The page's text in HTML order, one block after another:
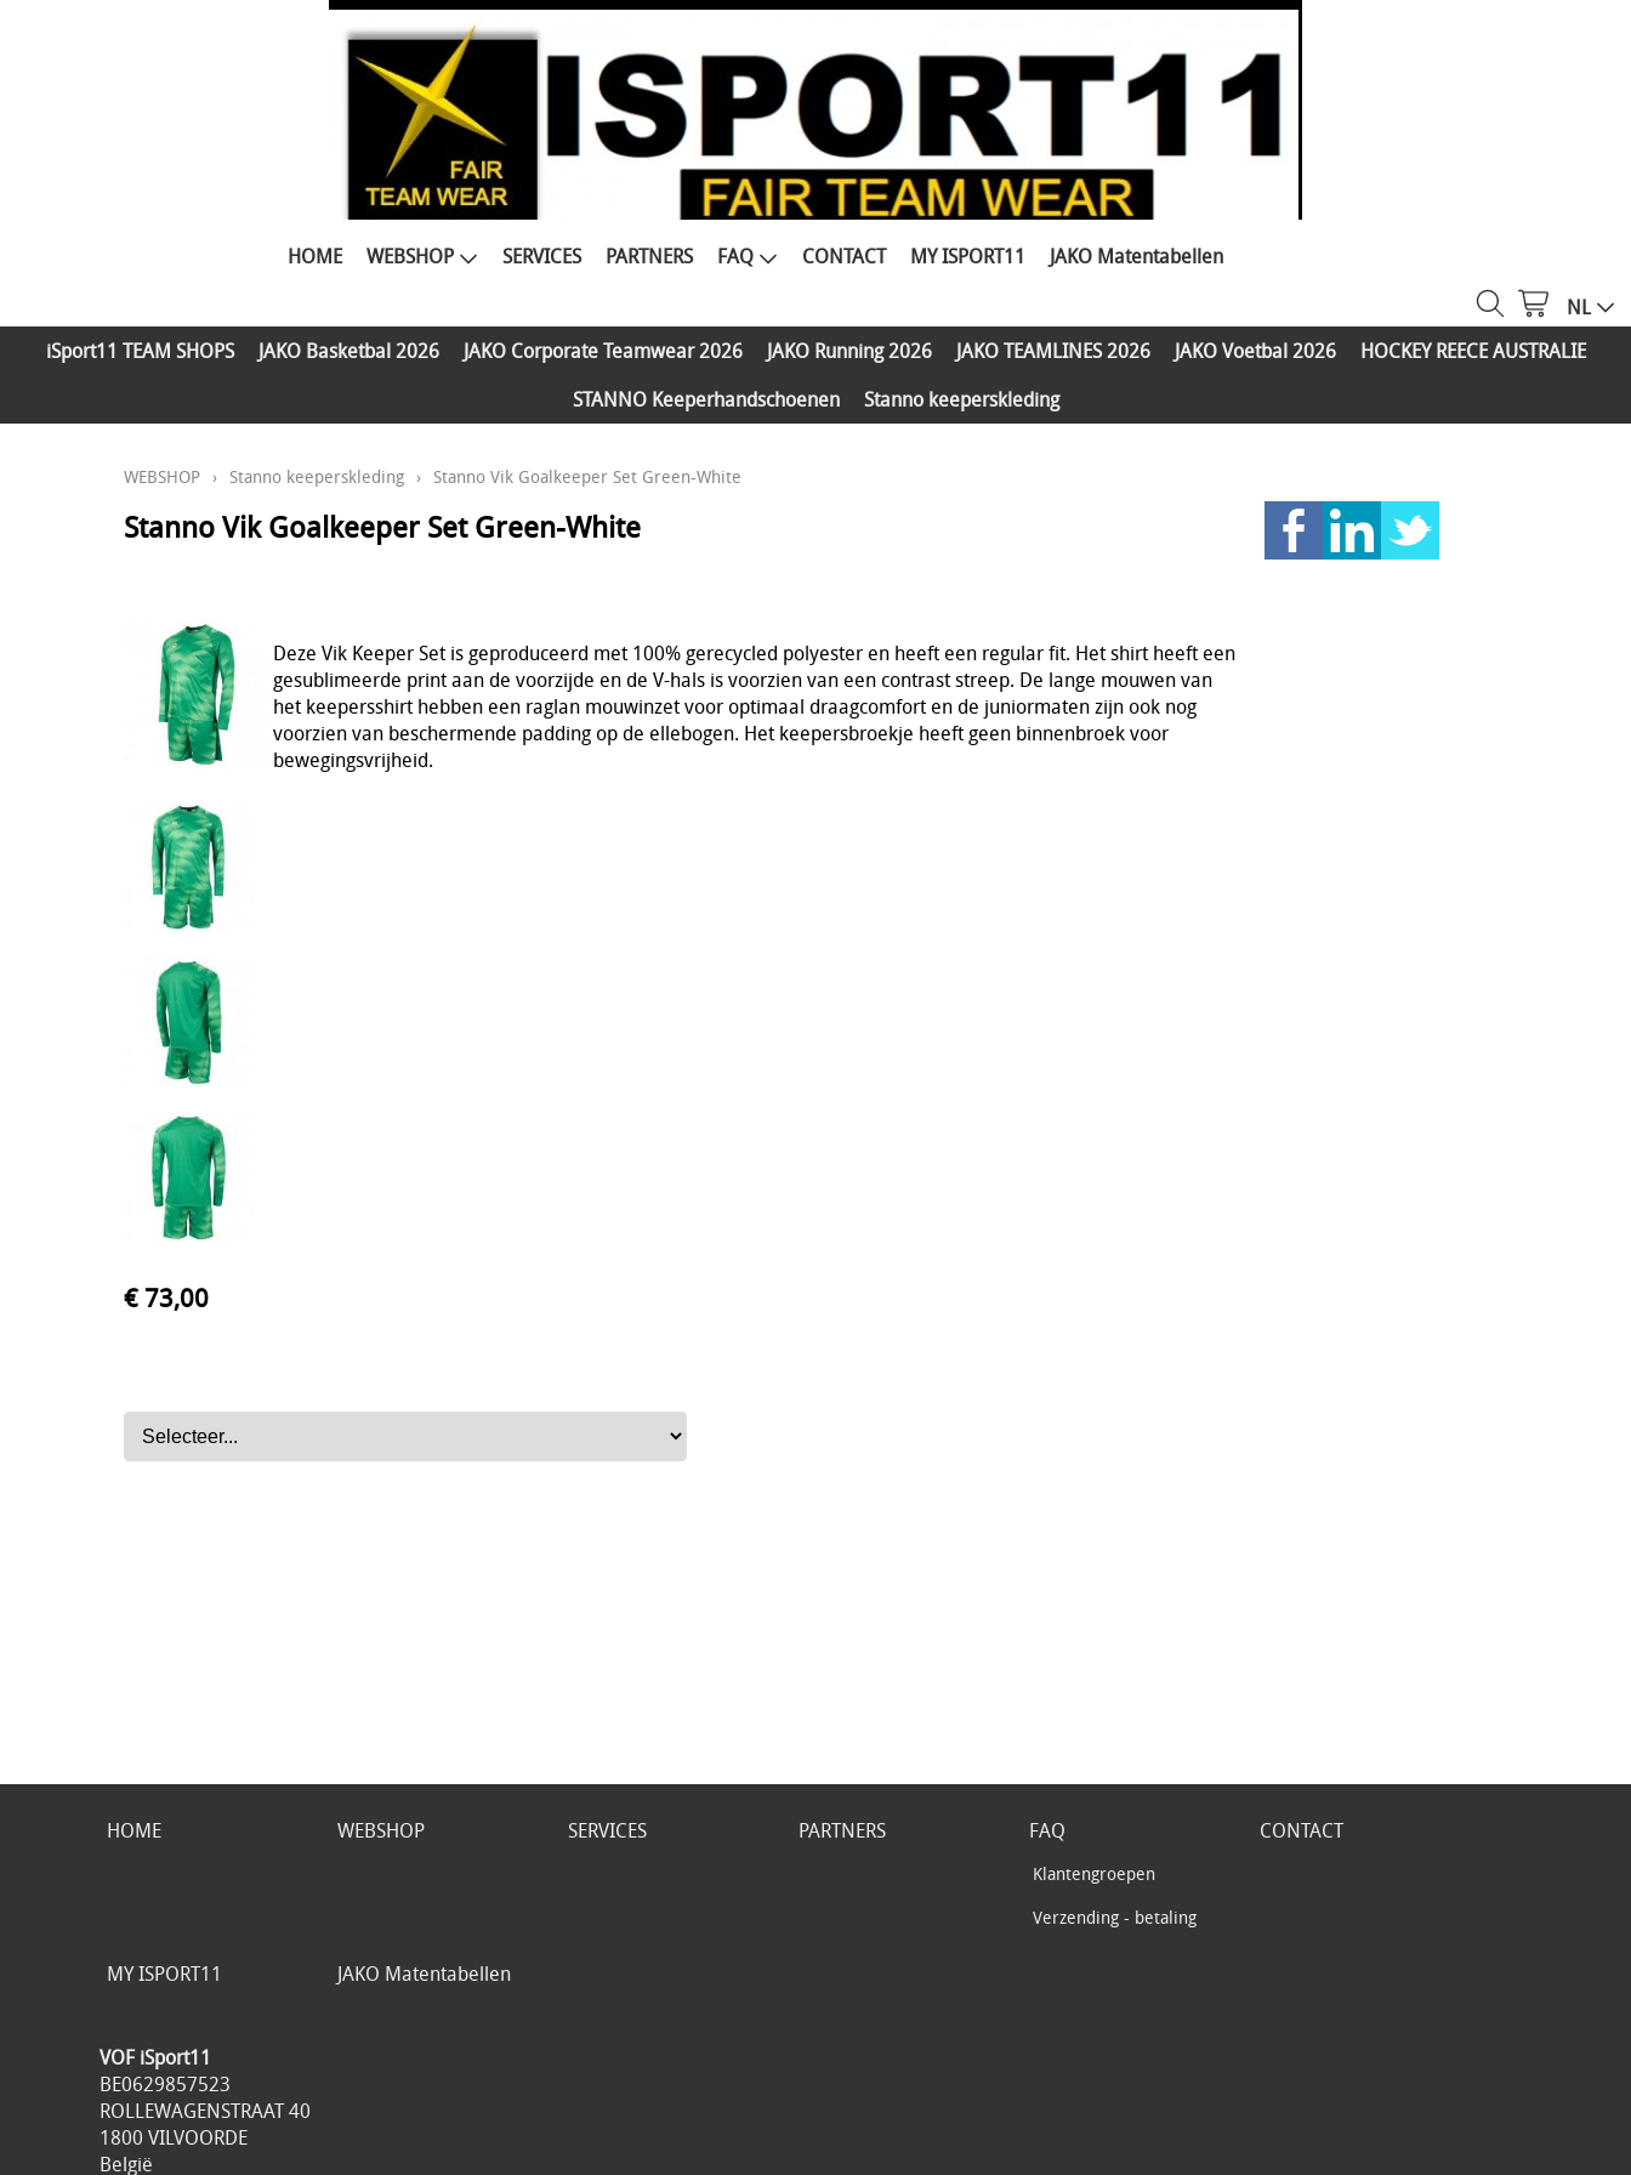
HOME WEBSHOP SERVICES PARTNERS FAQ CONTACT MY ISPORT11
JAKO Matentabellen
NL
iSport11 TEAM SHOPS
JAKO Basketbal 2026 JAKO Corporate Teamwear 2026 JAKO Running 2026 JAKO TEAMLINES 2026 JAKO Voetbal 2026
HOCKEY REECE AUSTRALIE
STANNO Keeperhandschoenen
Stanno keeperskleding
WEBSHOP › Stanno keeperskleding › Stanno Vik Goalkeeper Set Green-White
Stanno Vik Goalkeeper Set Green-White
Deze Vik Keeper Set is geproduceerd met 100% gerecycled polyester en heeft een regular fit. Het shirt heeft een
gesublimeerde print aan de voorzijde en de V-hals is voorzien van een contrast streep. De lange mouwen van
het keepersshirt hebben een raglan mouwinzet voor optimaal draagcomfort en de juniormaten zijn ook nog
voorzien van beschermende padding op de ellebogen. Het keepersbroekje heeft geen binnenbroek voor
bewegingsvrijheid.
€ 73,00
HOME WEBSHOP SERVICES PARTNERS FAQ
Klantengroepen
Verzending - betaling
CONTACT
MY ISPORT11 JAKO Matentabellen
VOF iSport11
BE0629857523
ROLLEWAGENSTRAAT 40
1800 VILVOORDE
België